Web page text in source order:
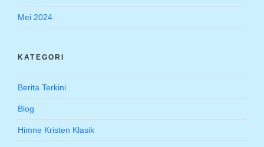
Mei 2024
KATEGORI
Berita Terkini
Blog
Himne Kristen Klasik